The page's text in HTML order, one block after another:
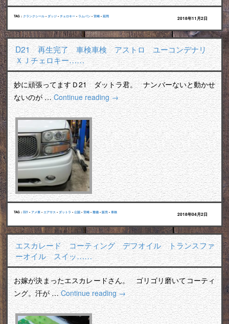
TAG : クランクシール • ダッジ • チェロキー • ラムバン • 宮崎 • 延岡 2018年11月2日
D21 再生完了 車検車検 アストロ ユーコンデナリ
ＸＪチェロキー……
妙に頑張ってますＤ21 ダットラ君。 ナンバーないと動かせ
ないのが …Continue reading→
TAG : D21 • アメ車 • エアサス • ダットラ • 公認 • 宮崎 • 整備 • 販売 • 車検 2018年04月2日
エスカレード コーティング デフオイル トランスファ
ーオイル スイッ……
お嫁が決まったエスカレードさん。 ゴリゴリ磨いてコーティ
ング。汗が …Continue reading→